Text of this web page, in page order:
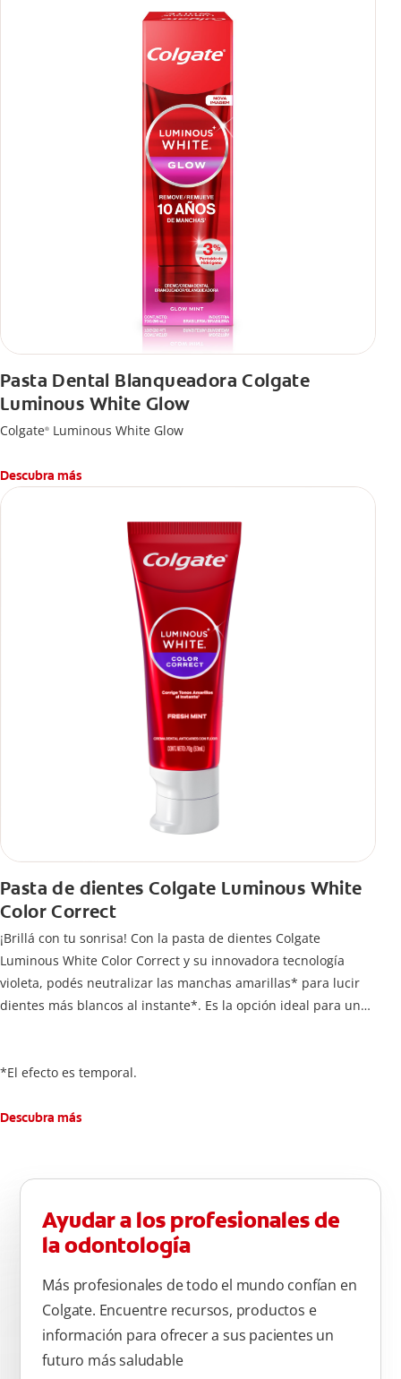
Pasta Dental Blanqueadora Colgate
Luminous White Glow
Colgate® Luminous White Glow
Descubra más
Pasta de dientes Colgate Luminous White
Color Correct
¡Brillá con tu sonrisa! Con la pasta de dientes Colgate
Luminous White Color Correct y su innovadora tecnología
violeta, podés neutralizar las manchas amarillas* para lucir
dientes más blancos al instante*. Es la opción ideal para una
*El efecto es temporal.
Descubra más
Ayudar a los profesionales de
la odontología
Más profesionales de todo el mundo confían en
Colgate. Encuentre recursos, productos e
información para ofrecer a sus pacientes un
futuro más saludable